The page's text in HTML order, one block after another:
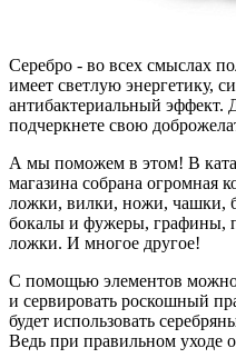
Серебро - во всех смыслах
имеет светлую энергетику,
антибактериальный эффект.
подчеркнете свою
А мы поможем в этом! В
магазина собрана огромная
ложки, вилки, ножи, чашки,
бокалы и фужеры, графины,
ложки. И многое другое!
С помощью элементов можно
и сервировать роскошный
будет использовать
Ведь при правильном уходе